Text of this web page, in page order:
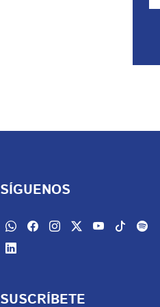
SÍGUENOS
SUSCRÍBETE